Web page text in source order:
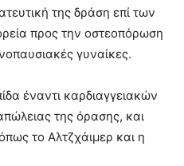
της δράση επί των
προς την οστεοπόρωση
γυναίκες.
έναντι καρδιαγγειακών
της όρασης, και
το Αλτζχάιμερ και η